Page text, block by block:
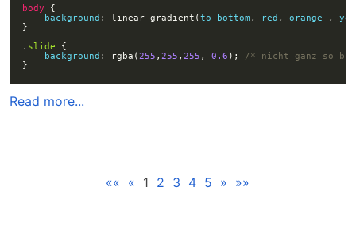
body
background : linear-gradient(to bottom , red , orange ,
. slide
background : rgba(255 ,255 ,255 , 0.6 ); /* nicht ganz so
Read more...
«« « 1 2 3 4 5 » »»